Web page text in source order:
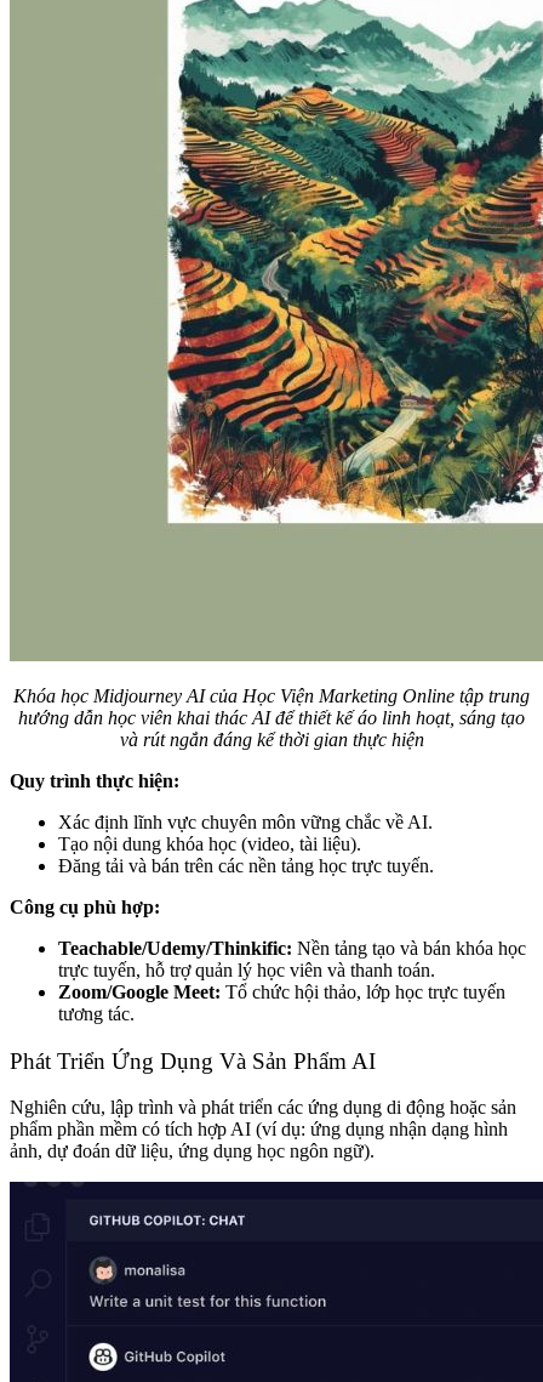
Khóa học Midjourney AI của Học Viện Marketing Online tập trung
hướng dẫn học viên khai thác AI để thiết kế áo linh hoạt, sáng tạo
và rút ngắn đáng kể thời gian thực hiện
Quy trình thực hiện:
Xác định lĩnh vực chuyên môn vững chắc về AI.
Tạo nội dung khóa học (video, tài liệu).
Đăng tải và bán trên các nền tảng học trực tuyến.
Công cụ phù hợp:
Teachable/Udemy/Thinkific: Nền tảng tạo và bán khóa học
trực tuyến, hỗ trợ quản lý học viên và thanh toán.
Zoom/Google Meet: Tổ chức hội thảo, lớp học trực tuyến
tương tác.
Phát Triển Ứng Dụng Và Sản Phẩm AI
Nghiên cứu, lập trình và phát triển các ứng dụng di động hoặc sản
phẩm phần mềm có tích hợp AI (ví dụ: ứng dụng nhận dạng hình
ảnh, dự đoán dữ liệu, ứng dụng học ngôn ngữ).